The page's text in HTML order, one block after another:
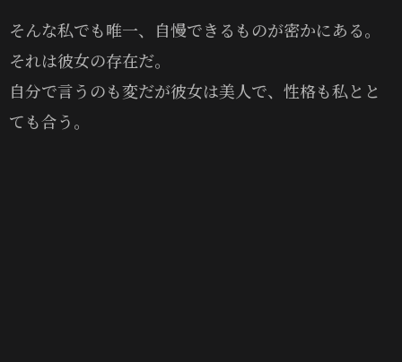
そんな私でも唯一、自慢できるものが密かにある。
それは彼女の存在だ。
自分で言うのも変だが彼女は美人で、性格も私とと
ても合う。